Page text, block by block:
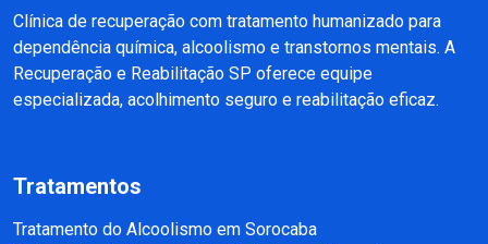
Clínica de recuperação com tratamento humanizado para
dependência química, alcoolismo e transtornos mentais. A
Recuperação e Reabilitação SP oferece equipe
especializada, acolhimento seguro e reabilitação eficaz.
Tratamentos
Tratamento do Alcoolismo em Sorocaba